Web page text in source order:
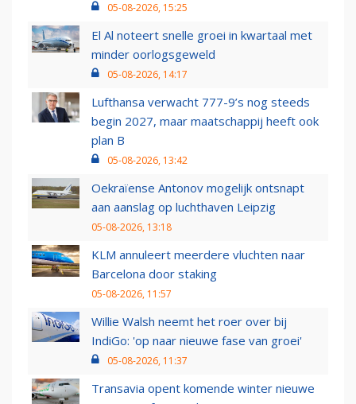
05-08-2026, 15:25
El Al noteert snelle groei in kwartaal met
minder oorlogsgeweld
05-08-2026, 14:17
Lufthansa verwacht 777-9’s nog steeds
begin 2027, maar maatschappij heeft ook
plan B
05-08-2026, 13:42
Oekraïense Antonov mogelijk ontsnapt
aan aanslag op luchthaven Leipzig
05-08-2026, 13:18
KLM annuleert meerdere vluchten naar
Barcelona door staking
05-08-2026, 11:57
Willie Walsh neemt het roer over bij
IndiGo: 'op naar nieuwe fase van groei'
05-08-2026, 11:37
Transavia opent komende winter nieuwe